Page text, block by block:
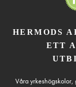
HERMODS
ETT
Våra